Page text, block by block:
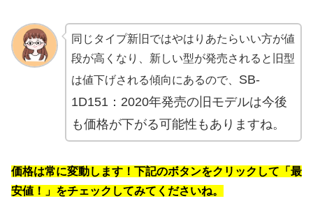
同じタイプ新旧ではやはりあたらいい方が値
段が高くなり、新しい型が発売されると旧型
は値下げされる傾向にあるので、 SB-
1D151：2020年発売の旧モデルは今後
も価格が下がる可能性もありますね。
価格は常に変動します！下記のボタンをクリックして「最
安値！」をチェックしてみてくださいね。